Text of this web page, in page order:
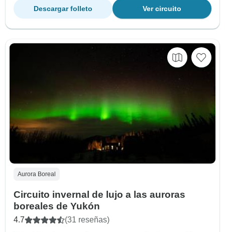
Ver circuito
Descargar folleto
Aurora Boreal
Circuito invernal de lujo a las auroras
boreales de Yukón
4.7 (31 reseñas)